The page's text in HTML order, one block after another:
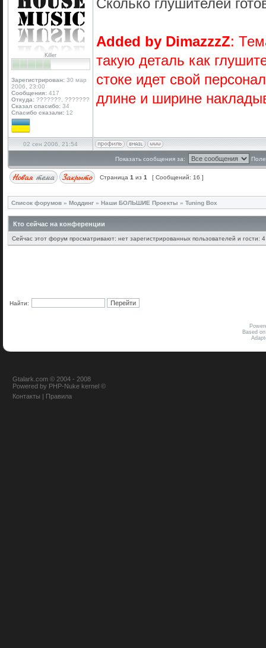
Killer
Зарегистрирован: 30 мар
2006, 23:00
Сообщения: 417
Откуда: ???????, ???????
Сказал спасибо: 34
Спасибо сказали: 12
Сколько глушителей
Added by DimazzzZ:
такую деталь как
стоке идет свой
длине и ширине
02 сен 2006, 21:54
Показать сообщения за:
Страница 1 из 1 [ Сообщений: 16 ]
Список форумов » Моддинг » Наши БОЛЬШИЕ Проекты » Tuning Box
Кто сейчас на конференции
Сейчас этот форум просматривают: нет зарегистрированных пользователей и гости: 4
Найти:
Based
Gtalark.com © 2004 - 2008
Powered by PHP-Nuke kernel ©
Контакты | Правила